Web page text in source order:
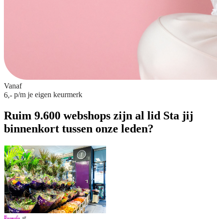
Vanaf
6,- p/m je eigen keurmerk
Ruim 9.600 webshops zijn al lid Sta jij
binnenkort tussen onze leden?